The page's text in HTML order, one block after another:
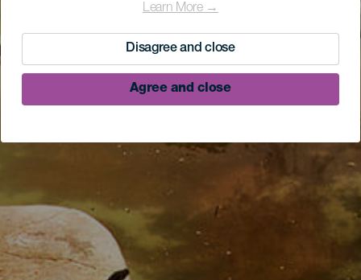
Learn More →
Disagree and close
Agree and close